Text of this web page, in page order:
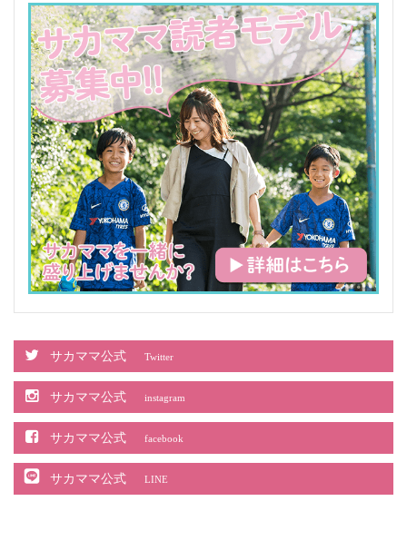
サカママ公式 Twitter
サカママ公式 instagram
サカママ公式 facebook
サカママ公式 LINE